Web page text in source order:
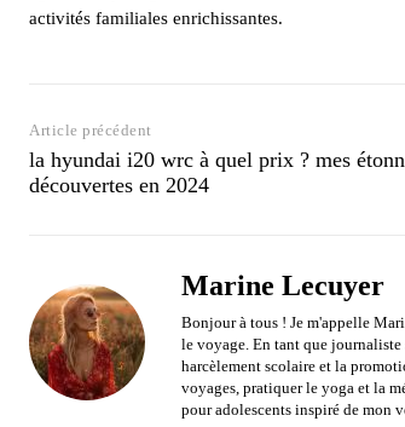
activités familiales enrichissantes.
Article précédent
la hyundai i20 wrc à quel prix ? mes
découvertes en 2024
Marine Lecuyer
Bonjour à tous ! Je m'appelle
le voyage. En tant que journaliste
harcèlement scolaire et la
voyages, pratiquer le yoga et la
pour adolescents inspiré de mon